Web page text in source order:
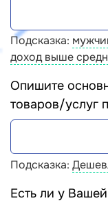
Подсказка:
доход выше
Опишите
товаров/услуг
Подсказка:
Есть ли у